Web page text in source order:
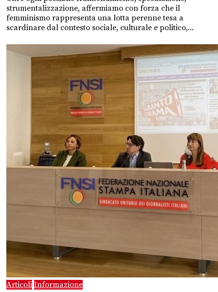
strumentalizzazione, affermiamo con forza che il
femminismo rappresenta una lotta perenne tesa a
scardinare dal contesto sociale, culturale e politico,...
Articoli Informazione